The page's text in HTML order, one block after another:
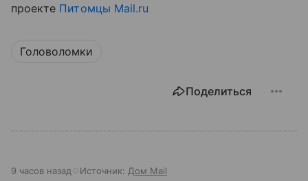
проекте Питомцы Mail.ru
Головоломки
Поделиться
9 часов назад Источник: Дом Mail